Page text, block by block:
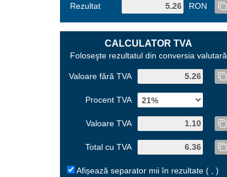
Rezultat RON
CALCULATOR TVA
Foloseşte rezultatul din conversia valutară
Valoare fără TVA
Procent TVA
Valoare TVA
Total cu TVA
Afișează separator mii în rezultate ( , )